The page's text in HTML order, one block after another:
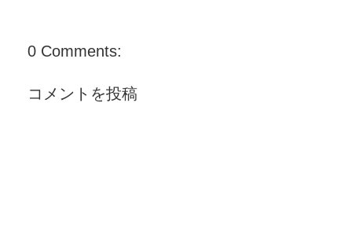
0 Comments:
コメントを投稿